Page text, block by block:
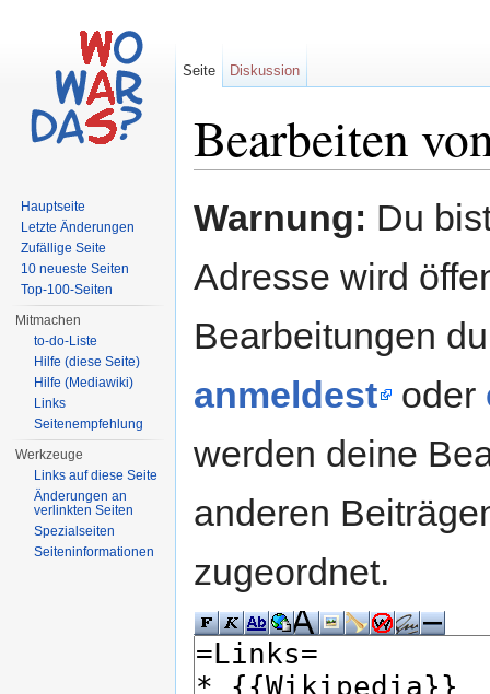
Bearbeiten
Warnung: Du
Adresse wird
Bearbeitungen
anmeldest
oder
werden deine
anderen
zugeordnet.
Seite Diskussion
Hauptseite
Letzte Änderungen
Zufällige Seite
10 neueste Seiten
Top-100-Seiten
Mitmachen
to-do-Liste
Hilfe (diese Seite)
Hilfe (Mediawiki)
Links
Seitenempfehlung
Werkzeuge
Links auf diese Seite
Änderungen an
verlinkten Seiten
Spezialseiten
Seiteninformationen